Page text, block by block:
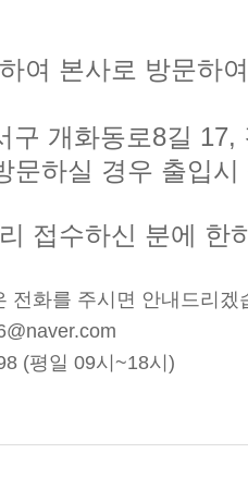
여 본사로 방문하
구 개화동로8길
실 경우 출입시
접수하신 분에 한
전화를 주시면 안내드리겠
(평일 09시~18시)